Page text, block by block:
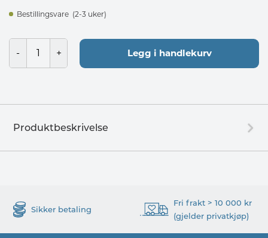
Bestillingsvare (2-3 uker)
Legg i handlekurv
Produktbeskrivelse
Sikker betaling
Fri frakt > 10 000 kr
(gjelder privatkjøp)